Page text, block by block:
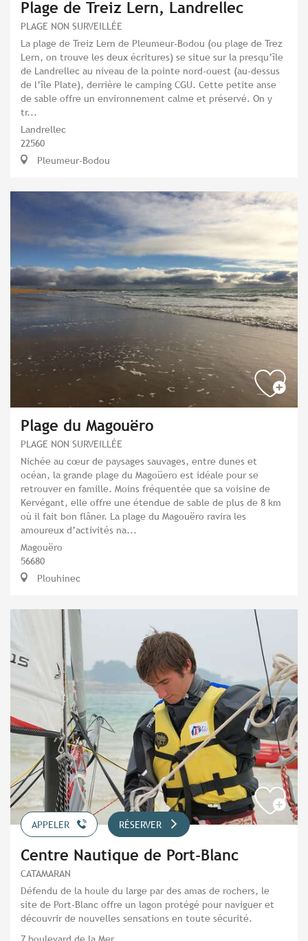
Plage de Treiz Lern, Landrellec
PLAGE NON SURVEILLÉE
La plage de Treiz Lern de Pleumeur-Bodou (ou plage de Trez
Lern, on trouve les deux écritures) se situe sur la presqu’île
de Landrellec au niveau de la pointe nord-ouest (au-dessus
de l’île Plate), derrière le camping CGU. Cette petite anse
de sable offre un environnement calme et préservé. On y
tr...
Landrellec
22560
Pleumeur-Bodou
Plage du Magouëro
PLAGE NON SURVEILLÉE
Nichée au cœur de paysages sauvages, entre dunes et
océan, la grande plage du Magoüero est idéale pour se
retrouver en famille. Moins fréquentée que sa voisine de
Kervégant, elle offre une étendue de sable de plus de 8 km
où il fait bon flâner. La plage du Magouëro ravira les
amoureux d’activités na...
Magouëro
56680
Plouhinec
APPELER RÉSERVER
Centre Nautique de Port-Blanc
CATAMARAN
Défendu de la houle du large par des amas de rochers, le
site de Port-Blanc offre un lagon protégé pour naviguer et
découvrir de nouvelles sensations en toute sécurité.
7 boulevard de la Mer